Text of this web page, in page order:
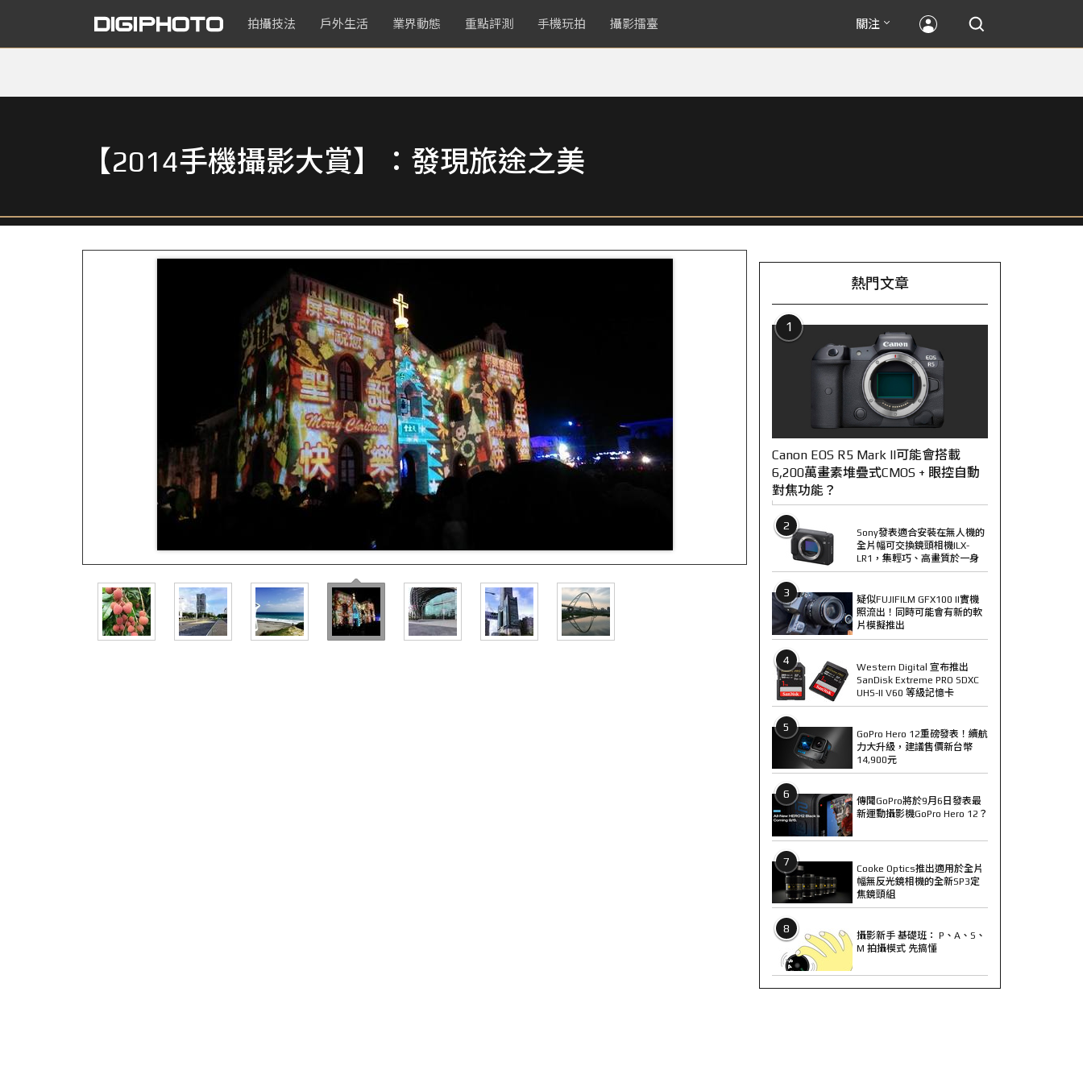
拍攝技法 戶外生活 業界動態 重點評測 手機玩拍 攝影擂臺 關注
【2014手機攝影大賞】：發現旅途之美
熱門文章
1
Canon EOS R5 Mark II可能會搭載
6,200萬畫素堆疊式CMOS + 眼控自動
對焦功能？
2
Sony發表適合安裝在無人機的
全片幅可交換鏡頭相機ILX-
LR1，集輕巧、高畫質於一身
3
疑似FUJIFILM GFX100 II實機
照流出！同時可能會有新的軟
片模擬推出
4
Western Digital 宣布推出
SanDisk Extreme PRO SDXC
UHS-II V60 等級記憶卡
5
GoPro Hero 12重磅發表！續航
力大升級，建議售價新台幣
14,900元
6
傳聞GoPro將於9月6日發表最
新運動攝影機GoPro Hero 12？
7
Cooke Optics推出適用於全片
幅無反光鏡相機的全新SP3定
焦鏡頭組
8
攝影新手 基礎班： P、A、S、
M 拍攝模式 先搞懂